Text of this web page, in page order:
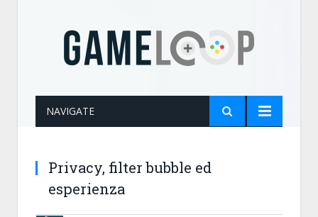
NAVIGATE
Privacy, filter bubble ed
esperienza